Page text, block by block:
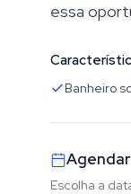
essa
Banheiro
Escolha a